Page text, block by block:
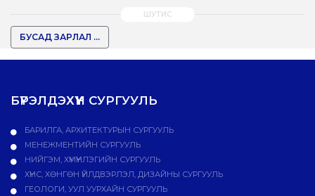
БУСАД ЗАРЛАЛ ...
БҮРЭЛДЭХҮҮН СУРГУУЛЬ
БАРИЛГА, АРХИТЕКТУРЫН СУРГУУЛЬ
МЕНЕЖМЕНТИЙН СУРГУУЛЬ
НИЙГЭМ, ХҮМҮҮНЛЭГИЙН СУРГУУЛЬ
ХҮНС, ХӨНГӨН ҮЙЛДВЭРЛЭЛ, ДИЗАЙНЫ СУРГУУЛЬ
ГЕОЛОГИ, УУЛ УУРХАЙН СУРГУУЛЬ